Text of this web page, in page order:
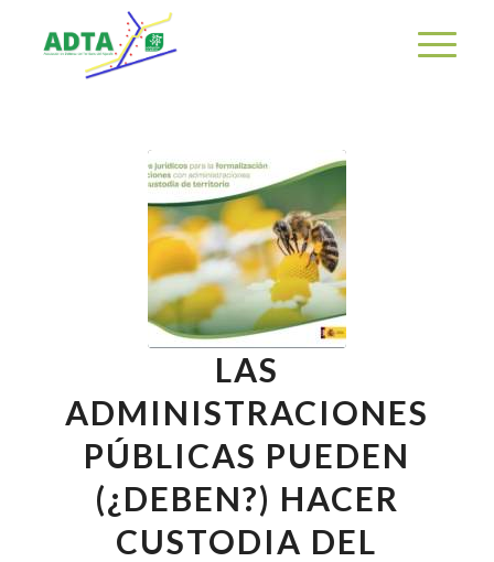
LAS
ADMINISTRACIONES
PÚBLICAS PUEDEN
(¿DEBEN?) HACER
CUSTODIA DEL